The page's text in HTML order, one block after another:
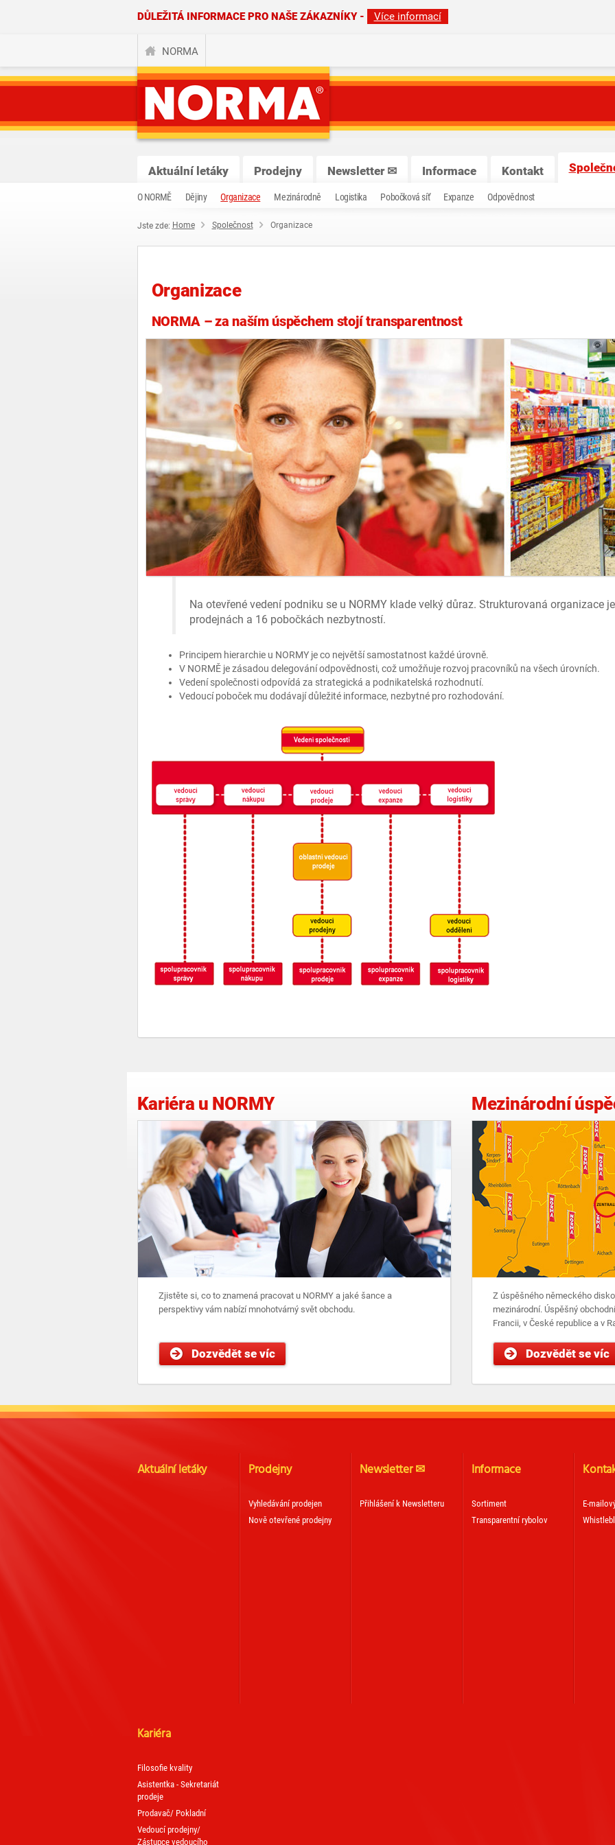
DŮLEŽITÁ INFORMACE PRO NAŠE ZÁKAZNÍKY - Více informací
NORMA
Aktuální letáky Prodejny Newsletter ✉ Informace Kontakt
O NORMĚ Dějiny Organizace Mezinárodně Logistika Pobočková síť Expanze Odpovědnost
Jste zde: Home Společnost Organizace
Organizace
NORMA – za naším úspěchem stojí transparentnost
Na otevřené vedení podniku se u NORMY klade velký důraz. Strukturovaná organizace
prodejnách a 16 pobočkách nezbytností.
Principem hierarchie u NORMY je co největší samostatnost každé úrovně.
V NORMĚ je zásadou delegování odpovědnosti, což umožňuje rozvoj pracovníků na všech úrovních.
Vedení společnosti odpovídá za strategická a podnikatelská rozhodnutí.
Vedoucí poboček mu dodávají důležité informace, nezbytné pro rozhodování.
Kariéra u NORMY
Zjistěte si, co to znamená pracovat u NORMY a jaké šance a
perspektivy vám nabízí mnohotvárný svět obchodu.
Dozvědět se víc
Mezinárodní
Z úspěšného německého
mezinárodní. Úspěšný
Francii, v České republice a v
Dozvědět se víc
Aktuální letáky Prodejny
Vyhledávání prodejen
Nově otevřené prodejny
Newsletter ✉
Přihlášení k Newsletteru
Informace
Sortiment
Transparentní rybolov
E-
Kariéra
Filosofie kvality
Asistentka - Sekretariát
prodeje
Prodavač/ Pokladní
Vedoucí prodejny/
Zástupce vedoucího